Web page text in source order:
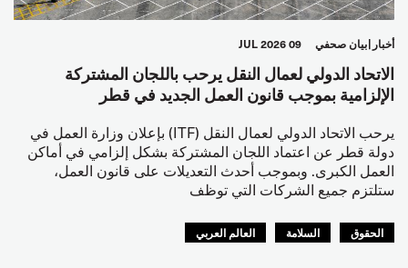
أخبار بيان صحفي 09 JUL 2026
الاتحاد الدولي لعمال النقل يرحب باللجان المشتركة
الإلزامية بموجب قانون العمل الجديد في قطر
يرحب الاتحاد الدولي لعمال النقل (ITF) بإعلان وزارة العمل في
دولة قطر عن اعتماد اللجان المشتركة بشكل إلزامي في أماكن
العمل الكبرى. وبموجب أحدث التعديلات على قانون العمل،
ستلتزم جميع الشركات التي توظف
الحقوق السلامة العالم العربي